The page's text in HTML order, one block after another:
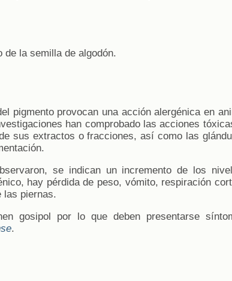
la semilla de algodón.
pigmento provocan una acción alergénica en
han comprobado las acciones
sus extractos o fracciones, así como las
se indican un incremento de los
hay pérdida de peso, vómito, respiración
las piernas.
gosipol por lo que deben presentarse
.